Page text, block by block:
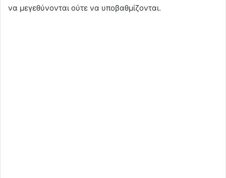
να μεγεθύνονται ούτε να υποβαθμίζονται.